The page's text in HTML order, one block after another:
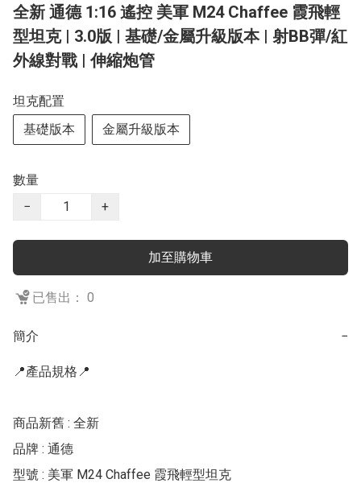
全新 通德 1:16 遙控 美軍 M24 Chaffee 霞飛輕
型坦克 | 3.0版 | 基礎/金屬升級版本 | 射BB彈/紅
外線對戰 | 伸縮炮管
坦克配置
基礎版本
金屬升級版本
數量
−
+
加至購物車
已售出： 0
簡介 −
📍產品規格📍
商品新舊 : 全新
品牌 : 通德
型號 : 美軍 M24 Chaffee 霞飛輕型坦克